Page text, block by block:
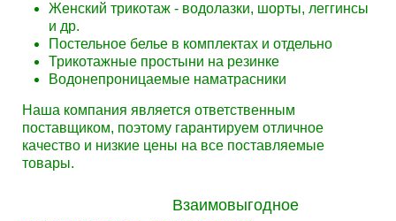
Женский трикотаж - водолазки, шорты, леггинсы
и др.
Постельное белье в комплектах и отдельно
Трикотажные простыни на резинке
Водонепроницаемые наматрасники
Наша компания является ответственным
поставщиком, поэтому гарантируем отличное
качество и низкие цены на все поставляемые
товары.
Взаимовыгодное